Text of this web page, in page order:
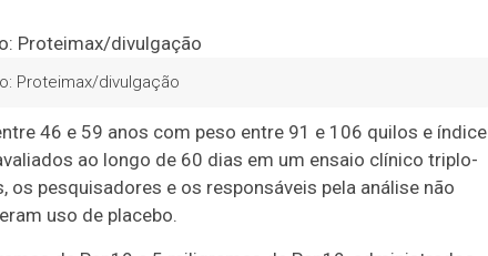
Proteimax/divulgação
46 e 59 anos com peso entre 91 e 106 quilos e índice
ao longo de 60 dias em um ensaio clínico triplo-
pesquisadores e os responsáveis pela análise não
uso de placebo.